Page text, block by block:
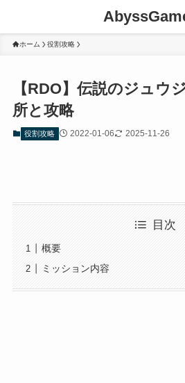
ホーム 役割攻略
【RDO】伝説のジュウ
所と攻略
役割攻略 2022-01-06 2025-11-26
目次
概要
ミッション内容